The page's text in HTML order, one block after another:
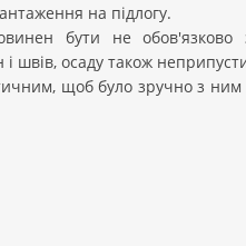
на підлогу.
бути не обов'язково
швів, осаду також
щоб було зручно з